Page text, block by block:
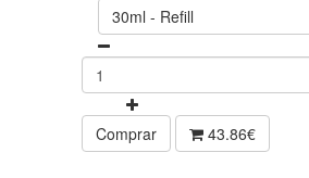
30ml - Refill
Comprar 43.86€